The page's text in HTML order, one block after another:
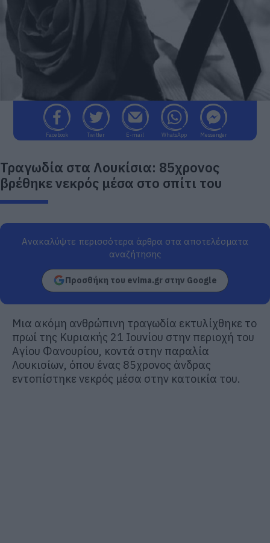
Facebook Twitter E-mail WhatsApp Messenger
Τραγωδία στα Λουκίσια: 85χρονος
βρέθηκε νεκρός μέσα στο σπίτι του
Ανακαλύψτε περισσότερα άρθρα στα αποτελέσματα
αναζήτησης
Προσθήκη του evima.gr στην Google
Μια ακόμη ανθρώπινη τραγωδία εκτυλίχθηκε το
πρωί της Κυριακής 21 Ιουνίου στην περιοχή του
Αγίου Φανουρίου, κοντά στην παραλία
Λουκισίων, όπου ένας 85χρονος άνδρας
εντοπίστηκε νεκρός μέσα στην κατοικία του.